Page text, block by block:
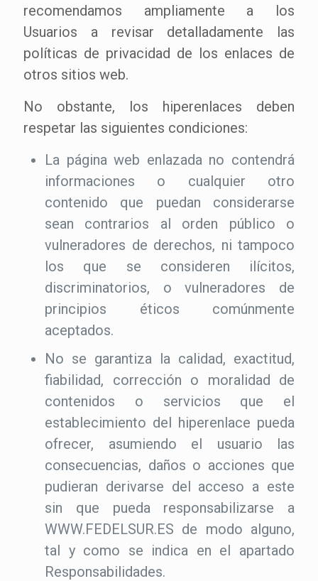
recomendamos ampliamente a los
Usuarios a revisar detalladamente las
políticas de privacidad de los enlaces de
otros sitios web.
No obstante, los hiperenlaces deben
respetar las siguientes condiciones:
La página web enlazada no contendrá
informaciones o cualquier otro
contenido que puedan considerarse
sean contrarios al orden público o
vulneradores de derechos, ni tampoco
los que se consideren ilícitos,
discriminatorios, o vulneradores de
principios éticos comúnmente
aceptados.
No se garantiza la calidad, exactitud,
fiabilidad, corrección o moralidad de
contenidos o servicios que el
establecimiento del hiperenlace pueda
ofrecer, asumiendo el usuario las
consecuencias, daños o acciones que
pudieran derivarse del acceso a este
sin que pueda responsabilizarse a
WWW.FEDELSUR.ES de modo alguno,
tal y como se indica en el apartado
Responsabilidades.